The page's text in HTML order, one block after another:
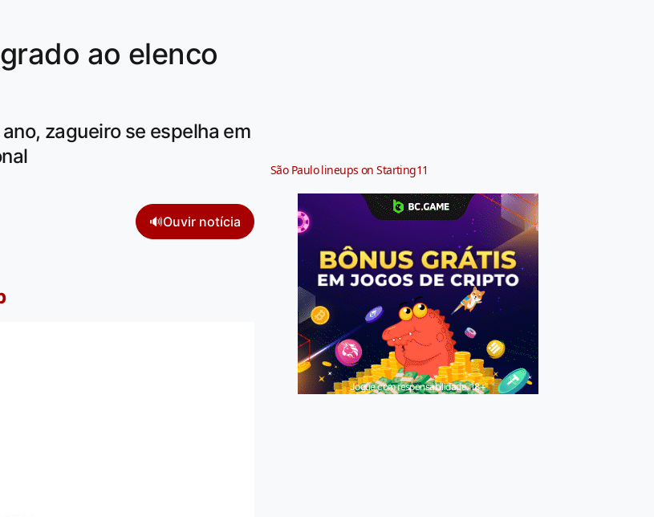
ao elenco
zagueiro se espelha em
🔊Ouvir notícia
São Paulo lineups on Starting11
Jogue com responsabilidade. 18+